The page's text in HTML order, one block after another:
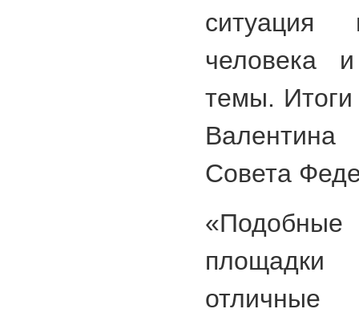
человека
темы. Итоги
Валентина
Совета
отличные